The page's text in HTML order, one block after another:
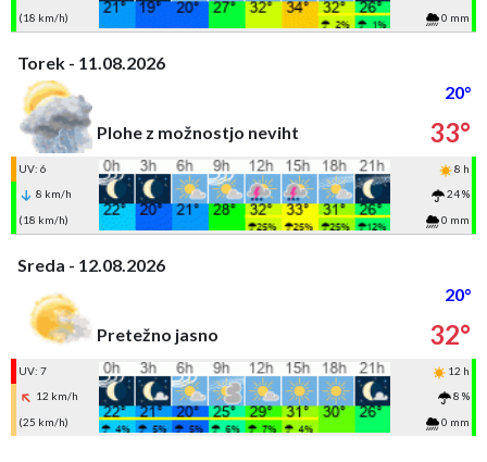
(18 km/h)
0 mm
Torek - 11.08.2026
20°
Plohe z možnostjo neviht
33°
UV: 6
8 h
8 km/h
24 %
(18 km/h)
0 mm
Sreda - 12.08.2026
20°
Pretežno jasno
32°
UV: 7
12 h
12 km/h
8 %
(25 km/h)
0 mm